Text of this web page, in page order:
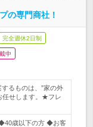
の専門商社！
完全週休2日制
中
るものは、”家の外
任せします。★フレ
◆40歳以下の方 ◆お客